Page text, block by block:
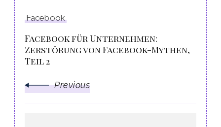
Facebook
Facebook für Unternehmen:
Zerstörung von Facebook-Mythen,
Teil 2
Previous